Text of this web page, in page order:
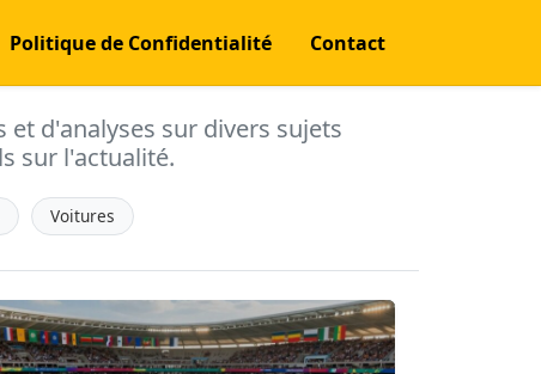
Politique de Confidentialité Contact
d'analyses sur divers sujets
sur l'actualité.
Voitures